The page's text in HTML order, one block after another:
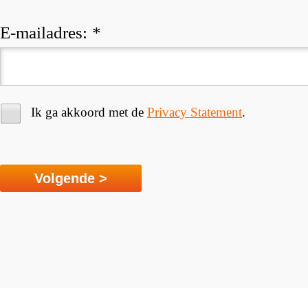
E-mailadres: *
Ik ga akkoord met de Privacy Statement.